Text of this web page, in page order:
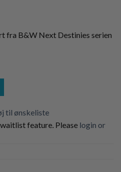
fra B&W Next Destinies serien
til ønskeliste
feature. Please login or